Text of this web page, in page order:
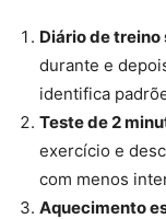
Diário de treino
durante e
identifica
Teste de 2
exercício e
com menos
Aquecimento